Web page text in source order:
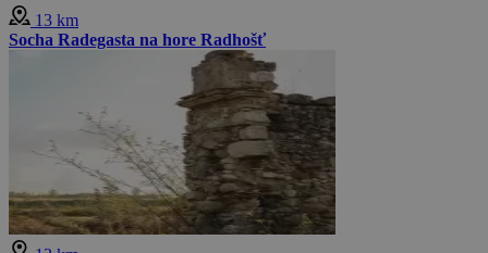
13 km
Socha Radegasta na hore Radhošť